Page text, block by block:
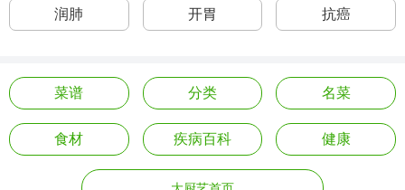
润肺 开胃 抗癌
菜谱 分类 名菜
食材 疾病百科 健康